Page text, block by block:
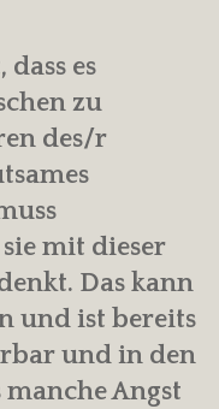
es
zu
des/r
mit dieser
Das kann
und ist bereits
und in den
Angst